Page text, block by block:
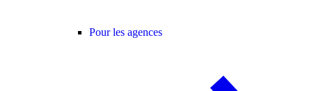
Pour les agences